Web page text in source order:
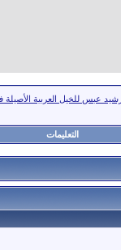
عبس للخيل العربية
التعليمات